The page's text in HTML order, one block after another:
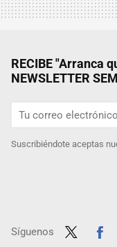
RECIBE "Arranca
NEWSLETTER
Suscribiéndote aceptas
Síguenos